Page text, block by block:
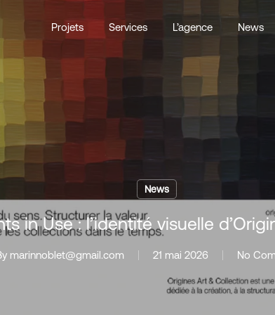
Projets Services L’agence News
News
in Use : l’identité visuelle
marinnoblet@gmail.com 21 mai 2026 No